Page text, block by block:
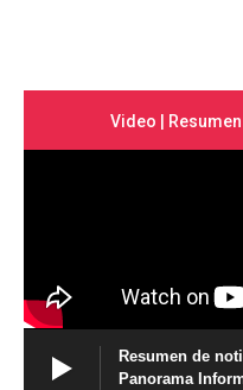
Video |
Resumen de
Panorama